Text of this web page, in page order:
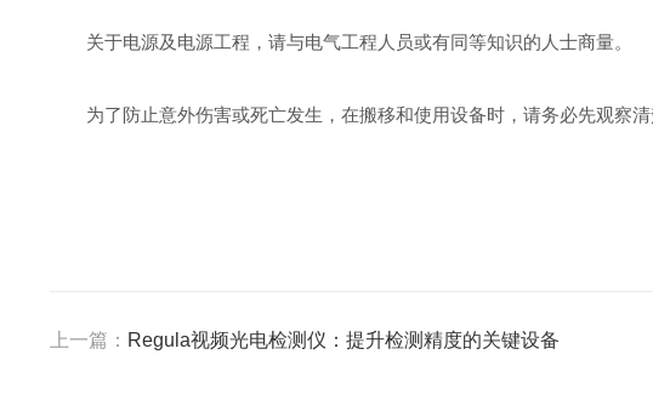
关于电源及电源工程，请与电气工程人员或有同等知识的人士商量。
为了防止意外伤害或死亡发生，在搬移和使用设备时，请务必先观察清
上一篇： Regula视频光电检测仪：提升检测精度的关键设备